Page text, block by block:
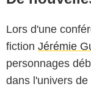
Lors d'une
fiction Jérémie
personnages
dans l'univers